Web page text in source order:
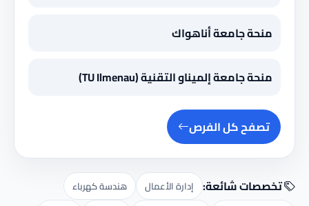
منحة جامعة أناهواك
منحة جامعة إلميناو التقنية (TU Ilmenau)
تصفح كل الفرص
تخصصات شائعة: إدارة الأعمال
هندسة كهرباء